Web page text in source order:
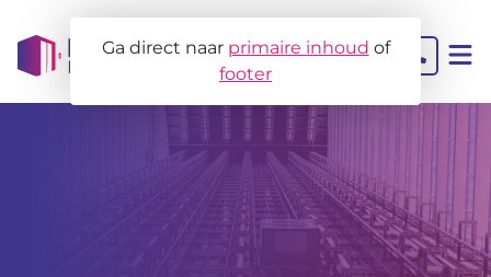
Ga direct naar primaire inhoud of
footer